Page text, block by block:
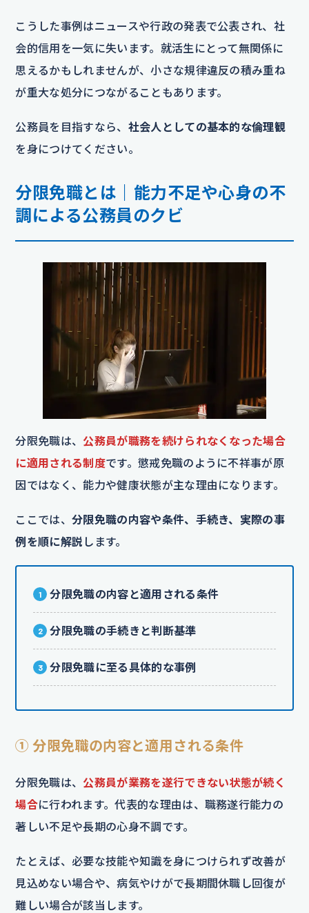
こうした事例はニュースや行政の発表で公表され、社
会的信用を一気に失います。就活生にとって無関係に
思えるかもしれませんが、小さな規律違反の積み重ね
が重大な処分につながることもあります。
公務員を目指すなら、 社会人としての基本的な倫理観
を身につけてください。
分限免職とは｜能力不足や心身の不
調による公務員のクビ
分限免職は、 公務員が職務を続けられなくなった場合
に適用される制度です。懲戒免職のように不祥事が原
因ではなく、能力や健康状態が主な理由になります。
ここでは、 分限免職の内容や条件、手続き、実際の事
例を順に解説 します。
分限免職の内容と適用される条件
分限免職の手続きと判断基準
分限免職に至る具体的な事例
① 分限免職の内容と適用される条件
分限免職は、 公務員が業務を遂行できない状態が続く
場合に行われます。代表的な理由は、職務遂行能力の
著しい不足や長期の心身不調です。
たとえば、必要な技能や知識を身につけられず改善が
見込めない場合や、病気やけがで長期間休職し回復が
難しい場合が該当します。